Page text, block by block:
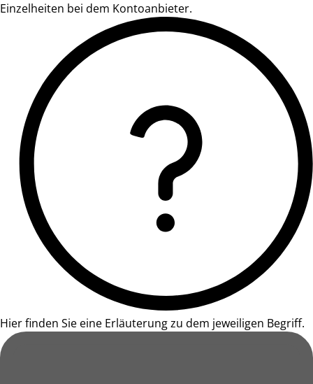
Einzelheiten bei dem Kontoanbieter.
Hier finden Sie eine Erläuterung zu dem jeweiligen Begriff.